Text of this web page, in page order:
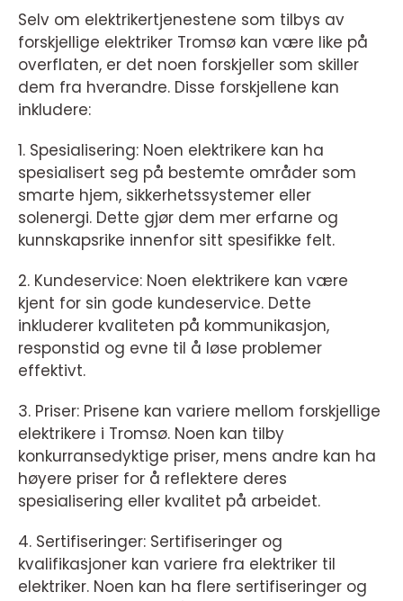
Selv om elektrikertjenestene som tilbys av
forskjellige elektriker Tromsø kan være like på
overflaten, er det noen forskjeller som skiller
dem fra hverandre. Disse forskjellene kan
inkludere:
1. Spesialisering: Noen elektrikere kan ha
spesialisert seg på bestemte områder som
smarte hjem, sikkerhetssystemer eller
solenergi. Dette gjør dem mer erfarne og
kunnskapsrike innenfor sitt spesifikke felt.
2. Kundeservice: Noen elektrikere kan være
kjent for sin gode kundeservice. Dette
inkluderer kvaliteten på kommunikasjon,
responstid og evne til å løse problemer
effektivt.
3. Priser: Prisene kan variere mellom forskjellige
elektrikere i Tromsø. Noen kan tilby
konkurransedyktige priser, mens andre kan ha
høyere priser for å reflektere deres
spesialisering eller kvalitet på arbeidet.
4. Sertifiseringer: Sertifiseringer og
kvalifikasjoner kan variere fra elektriker til
elektriker. Noen kan ha flere sertifiseringer og